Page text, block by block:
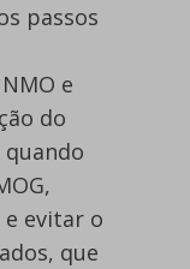
passos
e
do
evitar o
que